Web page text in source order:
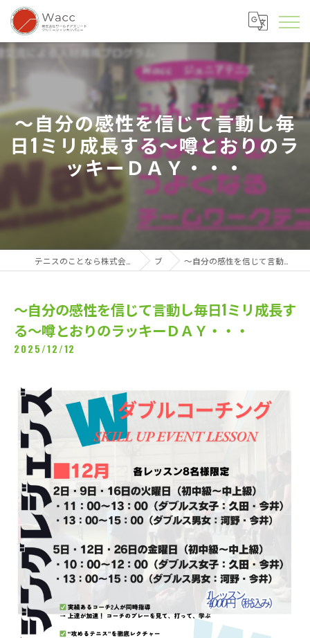
～自分の感性を信じて言動し毎
日1ミリ成長する～噂とおりのラ
ッキーＤＡＹ・・・
ブログ ～自分の感性を信じて言動し毎日1ミリ成長する～噂とおりのラッキーＤＡＹ・・・
～自分の感性を信じて言動し毎日1ミリ成長す
る～噂とおりのラッキーＤＡＹ・・・
2025/12/12